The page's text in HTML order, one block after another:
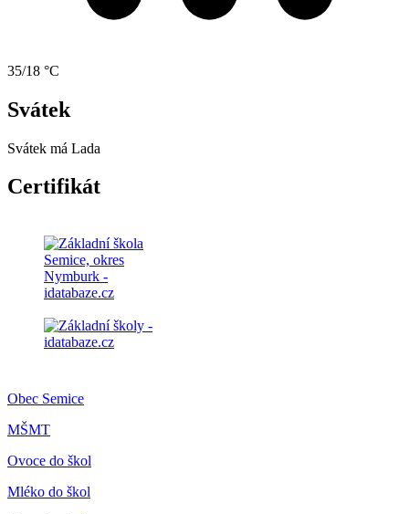
35/18 °C
Svátek
Svátek má Lada
Certifikát
Obec Semice
MŠMT
Ovoce do škol
Mléko do škol